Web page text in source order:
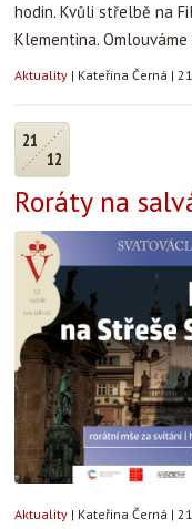
hodin. Kvůli střelbě na
Klementina. Omlouváme
Aktuality | Kateřina Černá |
21
12
Roráty na
Aktuality | Kateřina Černá |